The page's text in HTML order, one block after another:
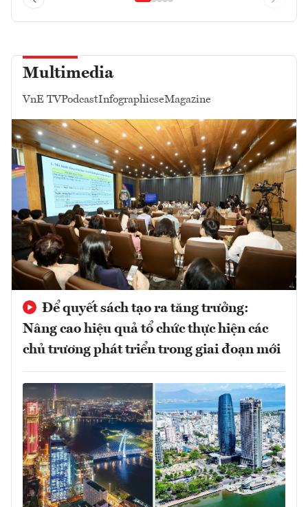
Multimedia
VnE TVPodcastInfographicseMagazine
Để quyết sách tạo ra tăng trưởng:
Nâng cao hiệu quả tổ chức thực hiện các
chủ trương phát triển trong giai đoạn mới